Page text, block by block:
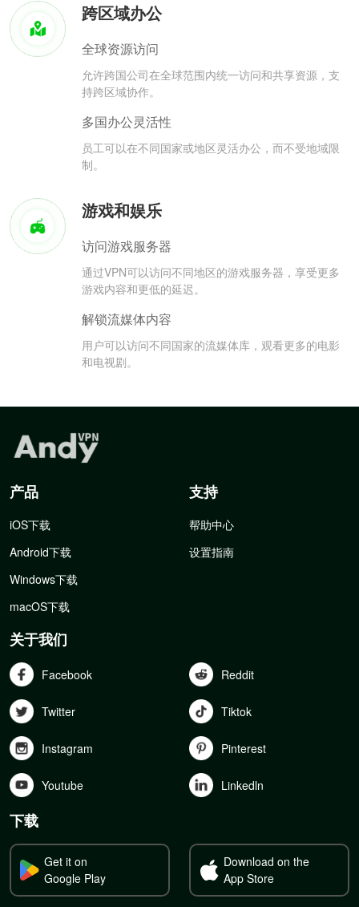
跨区域办公
全球资源访问
允许跨国公司在全球范围内统一访问和共享资源，支
持跨区域协作。
多国办公灵活性
员工可以在不同国家或地区灵活办公，而不受地域限
制。
游戏和娱乐
访问游戏服务器
通过VPN可以访问不同地区的游戏服务器，享受更多
游戏内容和更低的延迟。
解锁流媒体内容
用户可以访问不同国家的流媒体库，观看更多的电影
和电视剧。
产品
iOS下载
Android下载
Windows下载
macOS下载
支持
帮助中心
设置指南
关于我们
Facebook Reddit
Twitter Tiktok
Instagram Pinterest
Youtube Linkedln
下载
Get it on
Google Play
Download on the
App Store